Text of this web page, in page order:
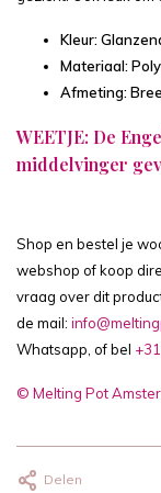
Kleur:
Materiaal:
Afmeting:
WEETJE: De
middelvinger
Shop en bestel je
webshop of koop
vraag over dit
de mail:
Whatsapp, of bel
© Melting Pot
Delen